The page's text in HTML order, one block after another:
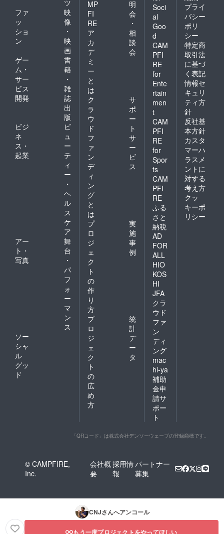
ツ
ファ
ッ
ショ
ン
映
像
・
映
画
ゲー
ム・
サー
ビス
開発
書
籍
・
雑
誌
出
版
ビジ
ネ
ス・
起業
ビ
ュ
ー
テ
ィ
ー
・
ヘ
ル
ス
ケ
ア
アー
ト・
写真
舞
台
・
パ
フ
ォ
ー
マ
ン
ス
ソー
シャ
ル
グッ
ド
MP
FI
RE
ア
カ
デ
ミ
ー
と
は
明
会
・
相
談
会
ク
ラ
ウ
ド
フ
ァ
ン
デ
ィ
ン
グ
と
は
サ
ポ
ー
ト
サ
ー
ビ
ス
プ
ロ
ジ
ェ
ク
ト
の
作
り
方
実
施
事
例
プ
ロ
ジ
ェ
ク
ト
の
広
め
方
統
計
デ
ー
タ
Soci
al
Goo
d
CAM
PFI
RE
for
Ente
rtain
men
t
CAM
PFI
RE
for
Spor
ts
CAM
PFI
RE
ふる
さと
納税
AD
FOR
ALL
HIO
KOS
HI
JFA
クラ
ウド
ファ
ン
ディ
ング
mac
hi-ya
補助
金申
請サ
ポー
ト
プライ
バシー
ポリ
シー
特定商
取引法
に基づ
く表記
情報セ
キュリ
ティ方
針
反社基
本方針
カスタ
マーハ
ラスメ
ントに
対する
考え方
クッ
キーポ
リシー
「QRコード」は株式会社デンソーウェーブの登録商標です。
© CAMPFIRE,
Inc.
会社概
要
採用情
報
パートナー
募集
CNJさんへアンコール
もう一度プロジェクトをやってほしい